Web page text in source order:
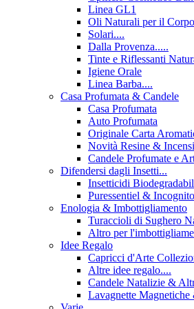
Linea GL1
Oli Naturali per il
Solari....
Dalla Provenza.....
Tinte e Riflessanti
Igiene Orale
Linea Barba....
Casa Profumata & Candele
Casa Profumata
Auto Profumata
Originale Carta
Novità Resine & Incensi
Candele Profumate e
Difendersi dagli Insetti...
Insetticidi
Puressentiel &
Enologia & Imbottigliamento
Turaccioli di Sughero
Altro per
Idee Regalo
Capricci d'Arte
Altre idee regalo....
Candele Natalizie &
Lavagnette Magnetiche